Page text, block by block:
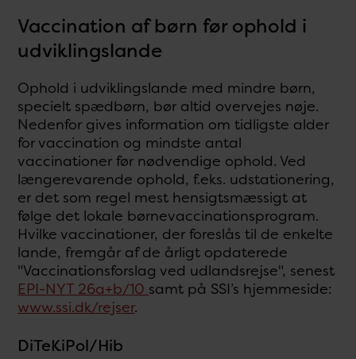
Vaccination af børn før ophold i
udviklingslande
Ophold i udviklingslande med mindre børn,
specielt spædbørn, bør altid overvejes nøje.
Nedenfor gives information om tidligste alder
for vaccination og mindste antal
vaccinationer før nødvendige ophold. Ved
længerevarende ophold, f.eks. udstationering,
er det som regel mest hensigtsmæssigt at
følge det lokale børnevaccinationsprogram.
Hvilke vaccinationer, der foreslås til de enkelte
lande, fremgår af de årligt opdaterede
"Vaccinationsforslag ved udlandsrejse", senest
EPI-NYT 26a+b/10 samt på SSI’s hjemmeside:
www.ssi.dk/rejser.
DiTeKiPol/Hib